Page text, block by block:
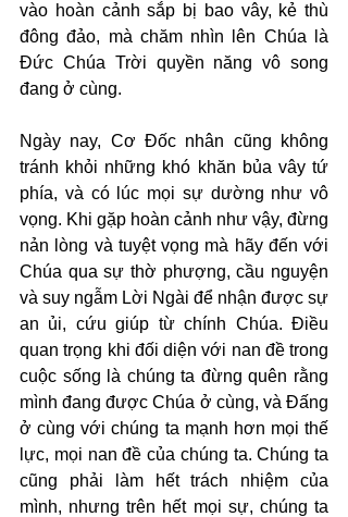
vào hoàn cảnh sắp bị bao vây, kẻ thù
đông đảo, mà chăm nhìn lên Chúa là
Đức Chúa Trời quyền năng vô song
đang ở cùng.
Ngày nay, Cơ Đốc nhân cũng không
tránh khỏi những khó khăn bủa vây tứ
phía, và có lúc mọi sự dường như vô
vọng. Khi gặp hoàn cảnh như vậy, đừng
nản lòng và tuyệt vọng mà hãy đến với
Chúa qua sự thờ phượng, cầu nguyện
và suy ngẫm Lời Ngài để nhận được sự
an ủi, cứu giúp từ chính Chúa. Điều
quan trọng khi đối diện với nan đề trong
cuộc sống là chúng ta đừng quên rằng
mình đang được Chúa ở cùng, và Đấng
ở cùng với chúng ta mạnh hơn mọi thế
lực, mọi nan đề của chúng ta. Chúng ta
cũng phải làm hết trách nhiệm của
mình, nhưng trên hết mọi sự, chúng ta